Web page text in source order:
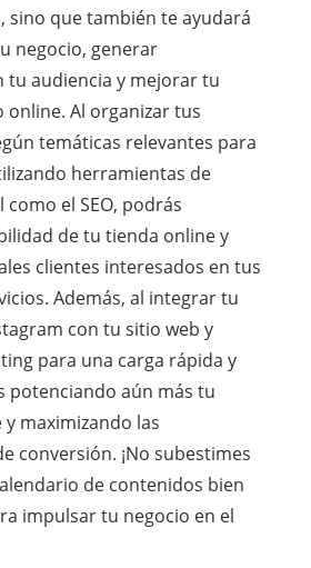
sino que también te ayudará
negocio, generar
tu audiencia y mejorar tu
Al organizar tus
temáticas relevantes para
herramientas de
el SEO, podrás
de tu tienda online y
clientes interesados en tus
Además, al integrar tu
con tu sitio web y
para una carga rápida y
potenciando aún más tu
maximizando las
conversión. ¡No subestimes
de contenidos bien
impulsar tu negocio en el